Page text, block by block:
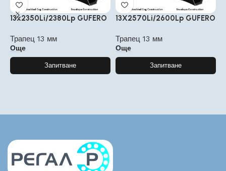
13x2350Li/2380Lp GUFERO
Трапец 13 мм
Още
Запитване
13X2570Li/2600Lp GUFERO
Трапец 13 мм
Още
Запитване